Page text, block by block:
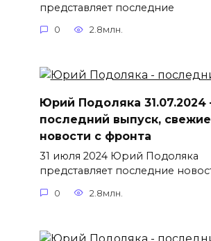
представляет последние
0 2.8млн.
Юрий Подоляка
последний выпуск,
новости с фронта
31 июля 2024 Юрий Подоляка
представляет последние
0 2.8млн.